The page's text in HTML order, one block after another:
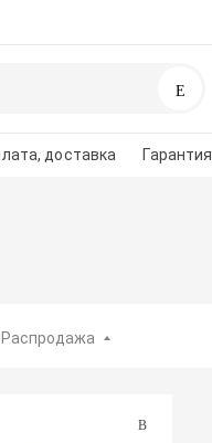
доставка Гарантия
Распродажа
или